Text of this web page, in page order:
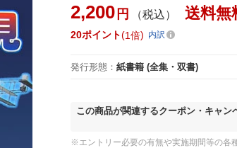
2,200 円 （税込） 送料無
20ポイント 1倍 内訳
発行形態 ： 紙書籍 (全集・双書)
この商品が関連するクーポン・キャン
※エントリー必要の有無や実施期間等の各